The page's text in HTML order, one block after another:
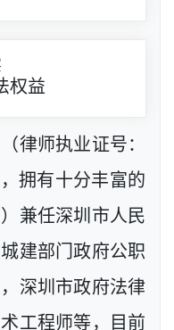
权益
律师执业证号：
拥有十分丰富的
兼任深圳市人民
建部门政府公职
深圳市政府法律
工程师等，目前